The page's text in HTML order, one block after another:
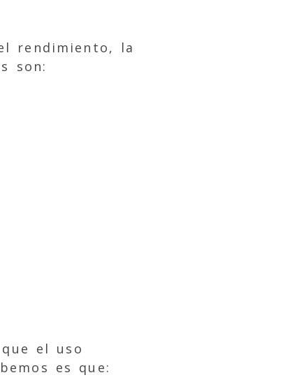
rendimiento, la
son:
el uso
es que: